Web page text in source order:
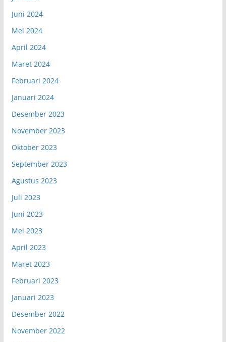
Juni 2024
Mei 2024
April 2024
Maret 2024
Februari 2024
Januari 2024
Desember 2023
November 2023
Oktober 2023
September 2023
Agustus 2023
Juli 2023
Juni 2023
Mei 2023
April 2023
Maret 2023
Februari 2023
Januari 2023
Desember 2022
November 2022